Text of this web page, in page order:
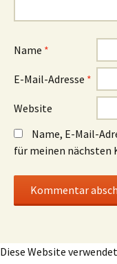
Name *
E-Mail-Adresse *
Website
Name, E-Mail-
für meinen nächsten
Diese Website